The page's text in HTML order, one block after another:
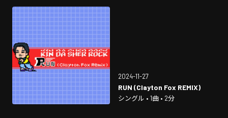
2024-11-27
RUN (Clayton Fox REMIX)
シングル • 1曲 • 2分